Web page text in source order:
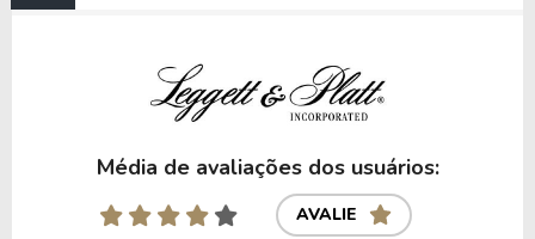
Média de avaliações dos usuários:
AVALIE